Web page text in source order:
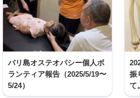
バリ島オステオパシー個人ボ
ランティア報告（2025/5/19〜
5/24）
振
て。